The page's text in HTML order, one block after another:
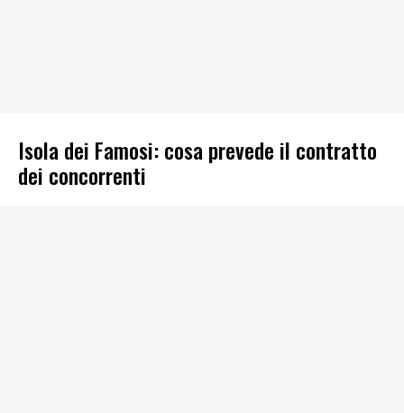
Isola dei Famosi: cosa prevede il contratto
dei concorrenti